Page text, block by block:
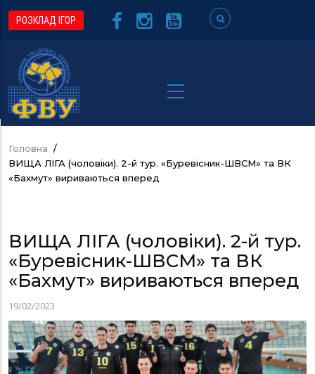
Перейти
основного
вмісту
РОЗКЛАД ІГОР
Рядок
навіґації
Головна /
ВИЩА ЛІГА (чоловіки). 2-й тур. «Буревісник-ШВСМ» та ВК
«Бахмут» вириваються вперед
ВИЩА ЛІГА (чоловіки). 2-й тур.
«Буревісник-ШВСМ» та ВК
«Бахмут» вириваються вперед
19/02/2023